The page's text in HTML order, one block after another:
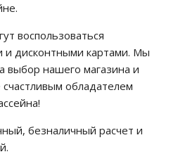
воспользоваться
и дисконтными картами. Мы
выбор нашего магазина и
обладателем
безналичный расчет и